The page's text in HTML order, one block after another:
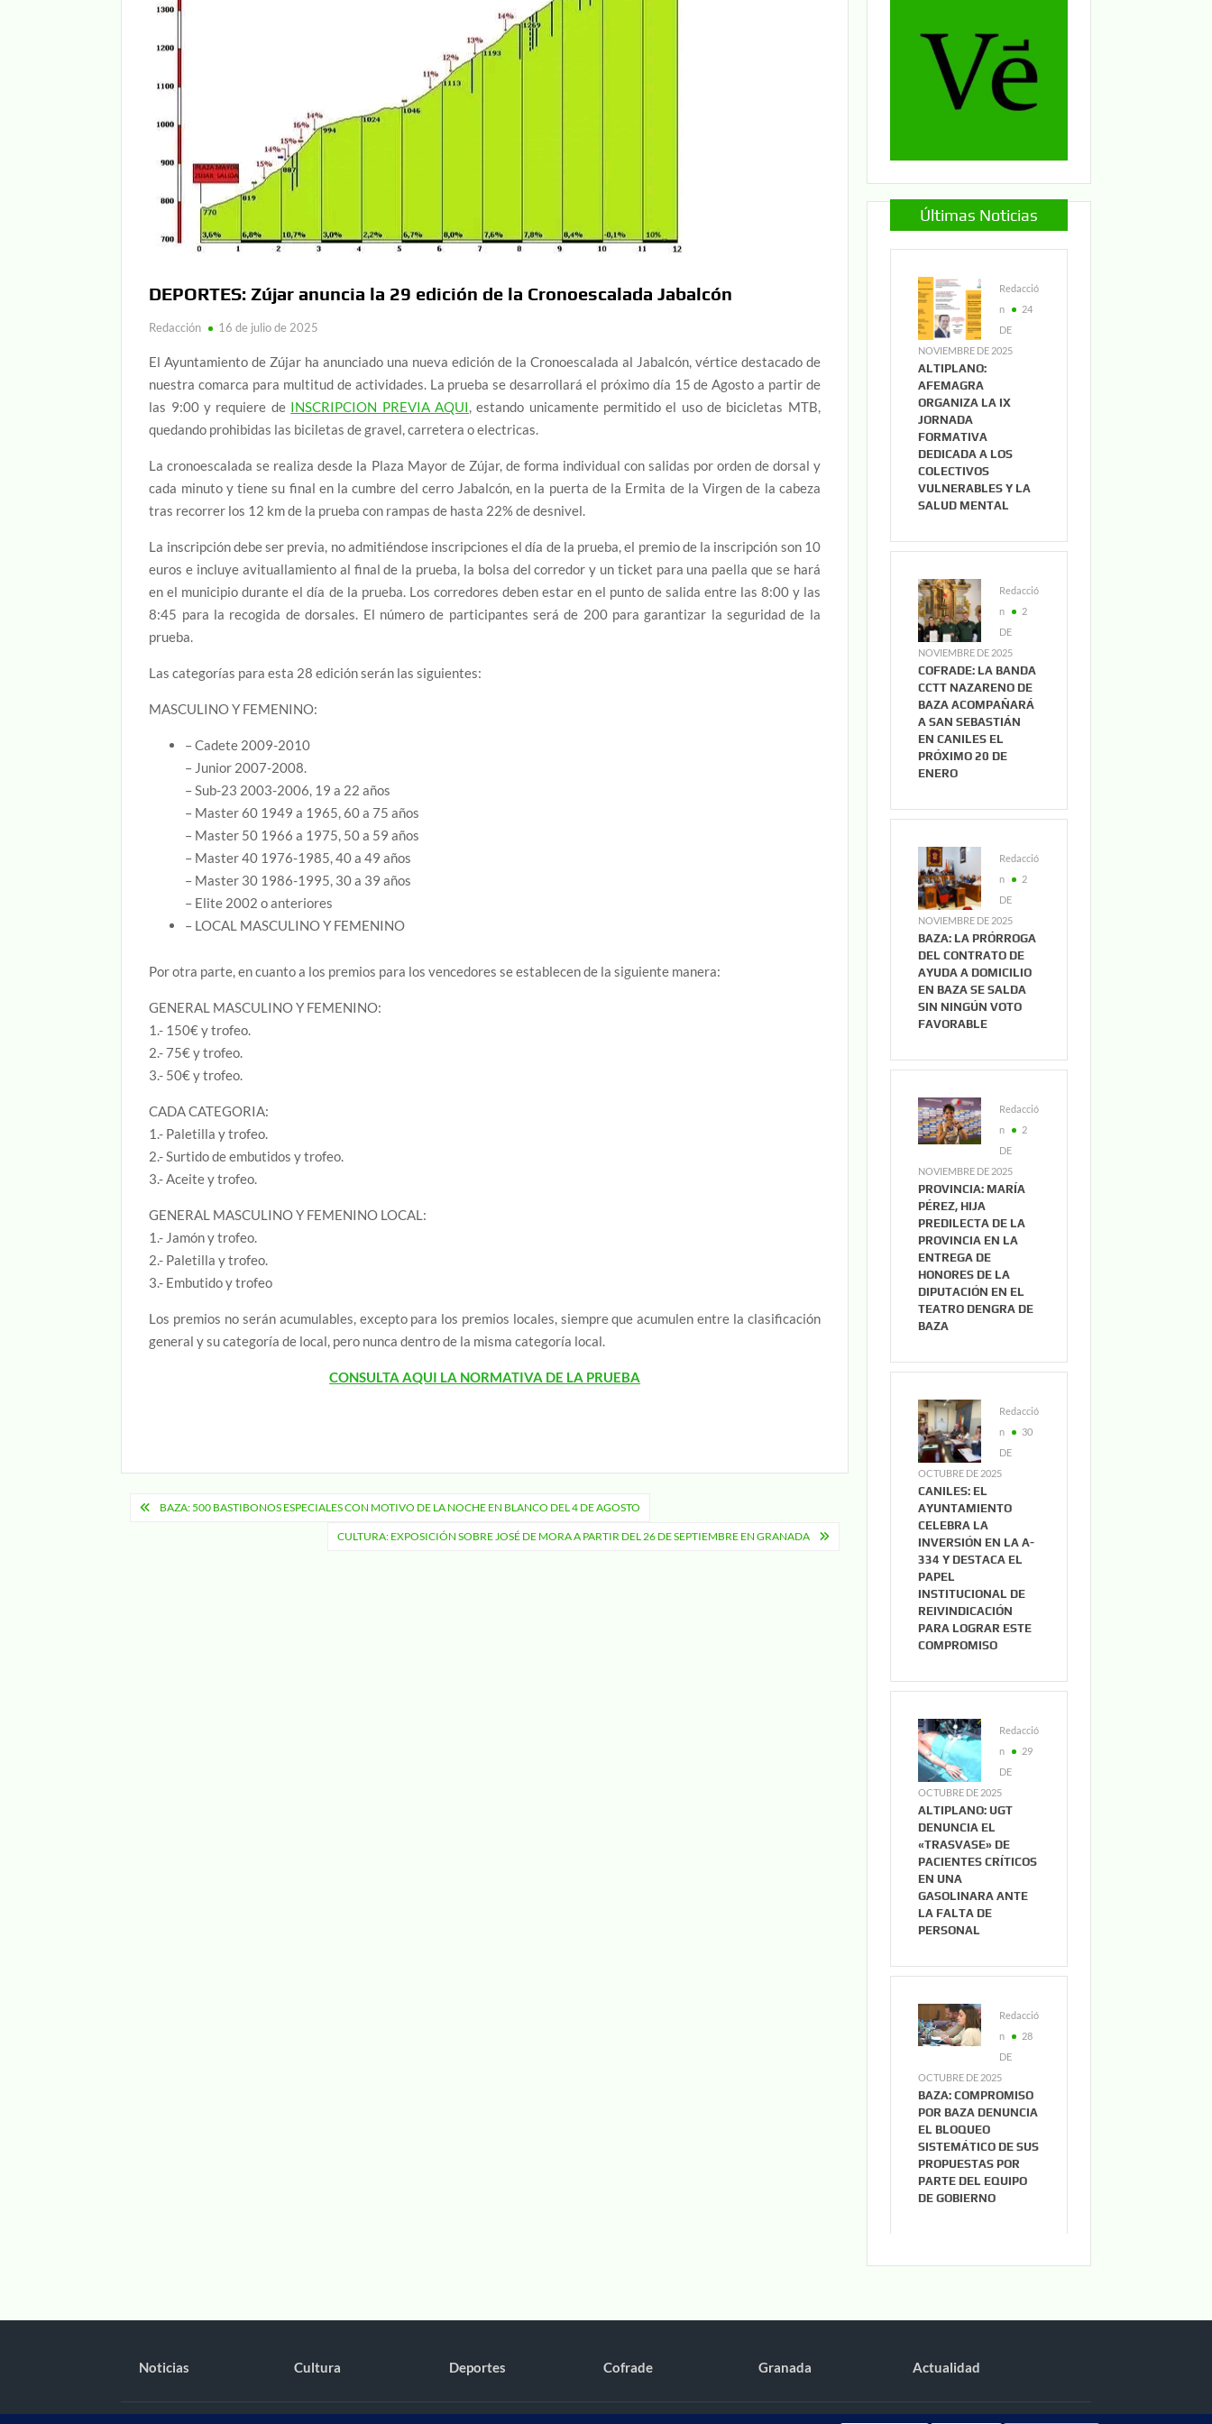
DEPORTES: Zújar anuncia la 29 edición de la Cronoescalada Jabalcón
Redacción 16 de julio de 2025
El Ayuntamiento de Zújar ha anunciado una nueva edición de la Cronoescalada al Jabalcón, vértice destacado de
nuestra comarca para multitud de actividades. La prueba se desarrollará el próximo día 15 de Agosto a partir de
las 9:00 y requiere de INSCRIPCION PREVIA AQUI, estando unicamente permitido el uso de bicicletas MTB,
quedando prohibidas las biciletas de gravel, carretera o electricas.
La cronoescalada se realiza desde la Plaza Mayor de Zújar, de forma individual con salidas por orden de dorsal y
cada minuto y tiene su final en la cumbre del cerro Jabalcón, en la puerta de la Ermita de la Virgen de la cabeza
tras recorrer los 12 km de la prueba con rampas de hasta 22% de desnivel.
La inscripción debe ser previa, no admitiéndose inscripciones el día de la prueba, el premio de la inscripción son 10
euros e incluye avituallamiento al final de la prueba, la bolsa del corredor y un ticket para una paella que se hará
en el municipio durante el día de la prueba. Los corredores deben estar en el punto de salida entre las 8:00 y las
8:45 para la recogida de dorsales. El número de participantes será de 200 para garantizar la seguridad de la
prueba.
Las categorías para esta 28 edición serán las siguientes:
MASCULINO Y FEMENINO:
– Cadete 2009-2010
– Junior 2007-2008.
– Sub-23 2003-2006, 19 a 22 años
– Master 60 1949 a 1965, 60 a 75 años
– Master 50 1966 a 1975, 50 a 59 años
– Master 40 1976-1985, 40 a 49 años
– Master 30 1986-1995, 30 a 39 años
– Elite 2002 o anteriores
– LOCAL MASCULINO Y FEMENINO
Por otra parte, en cuanto a los premios para los vencedores se establecen de la siguiente manera:
GENERAL MASCULINO Y FEMENINO:
1.- 150€ y trofeo.
2.- 75€ y trofeo.
3.- 50€ y trofeo.
CADA CATEGORIA:
1.- Paletilla y trofeo.
2.- Surtido de embutidos y trofeo.
3.- Aceite y trofeo.
GENERAL MASCULINO Y FEMENINO LOCAL:
1.- Jamón y trofeo.
2.- Paletilla y trofeo.
3.- Embutido y trofeo
Los premios no serán acumulables, excepto para los premios locales, siempre que acumulen entre la clasificación
general y su categoría de local, pero nunca dentro de la misma categoría local.
CONSULTA AQUI LA NORMATIVA DE LA PRUEBA
Navegación
BAZA: 500 BASTIBONOS ESPECIALES CON MOTIVO DE LA NOCHE EN BLANCO DEL 4 DE AGOSTO
CULTURA: EXPOSICIÓN SOBRE JOSÉ DE MORA A PARTIR DEL 26 DE SEPTIEMBRE EN GRANADA
Últimas Noticias
Redacció
n
24
DE
NOVIEMBRE DE 2025
ALTIPLANO:
AFEMAGRA
ORGANIZA LA IX
JORNADA
FORMATIVA
DEDICADA A LOS
COLECTIVOS
VULNERABLES Y LA
SALUD MENTAL
Redacció
n
2
DE
NOVIEMBRE DE 2025
COFRADE: LA BANDA
CCTT NAZARENO DE
BAZA ACOMPAÑARÁ
A SAN SEBASTIÁN
EN CANILES EL
PRÓXIMO 20 DE
ENERO
Redacció
n
2
DE
NOVIEMBRE DE 2025
BAZA: LA PRÓRROGA
DEL CONTRATO DE
AYUDA A DOMICILIO
EN BAZA SE SALDA
SIN NINGÚN VOTO
FAVORABLE
Redacció
n
2
DE
NOVIEMBRE DE 2025
PROVINCIA: MARÍA
PÉREZ, HIJA
PREDILECTA DE LA
PROVINCIA EN LA
ENTREGA DE
HONORES DE LA
DIPUTACIÓN EN EL
TEATRO DENGRA DE
BAZA
Redacció
n
30
DE
OCTUBRE DE 2025
CANILES: EL
AYUNTAMIENTO
CELEBRA LA
INVERSIÓN EN LA A-
334 Y DESTACA EL
PAPEL
INSTITUCIONAL DE
REIVINDICACIÓN
PARA LOGRAR ESTE
COMPROMISO
Redacció
n
29
DE
OCTUBRE DE 2025
ALTIPLANO: UGT
DENUNCIA EL
«TRASVASE» DE
PACIENTES CRÍTICOS
EN UNA
GASOLINARA ANTE
LA FALTA DE
PERSONAL
Redacció
n
28
DE
OCTUBRE DE 2025
BAZA: COMPROMISO
POR BAZA DENUNCIA
EL BLOQUEO
SISTEMÁTICO DE SUS
PROPUESTAS POR
PARTE DEL EQUIPO
DE GOBIERNO
Noticias Cultura Deportes Cofrade Granada Actualidad